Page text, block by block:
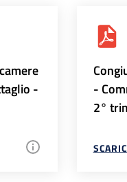
-
-
2°